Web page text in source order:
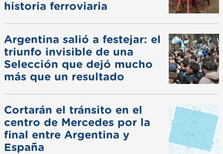
historia ferroviaria
Argentina salió a festejar: el
triunfo invisible de una
Selección que dejó mucho
más que un resultado
Cortarán el tránsito en el
centro de Mercedes por la
final entre Argentina y
España